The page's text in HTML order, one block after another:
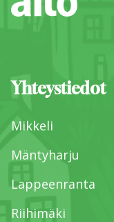
Yhteystiedot
Mikkeli
Mäntyharju
Lappeenranta
Riihimäki